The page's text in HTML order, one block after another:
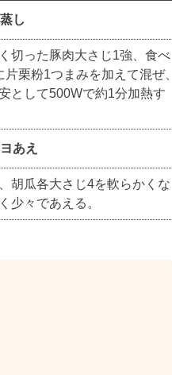
し
切った豚肉大さじ1強、食べ
栗粉1つまみを加えて混ぜ、
として500Wで約1分加熱す
あえ
胡瓜各大さじ4を軟らかくな
少々であえる。